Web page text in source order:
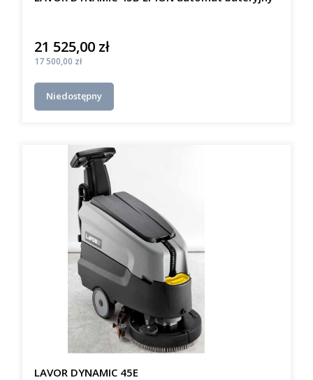
Cena
21 525,00 zł
Cena
17 500,00 zł
Niedostępny
LAVOR DYNAMIC 45E